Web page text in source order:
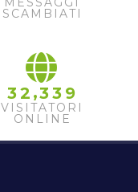
SCAMBIATI
32 ,33 9
VISITATORI
ONLINE